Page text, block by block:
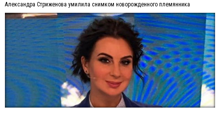
Александра Стриженова умилила снимком новорожденного племянника